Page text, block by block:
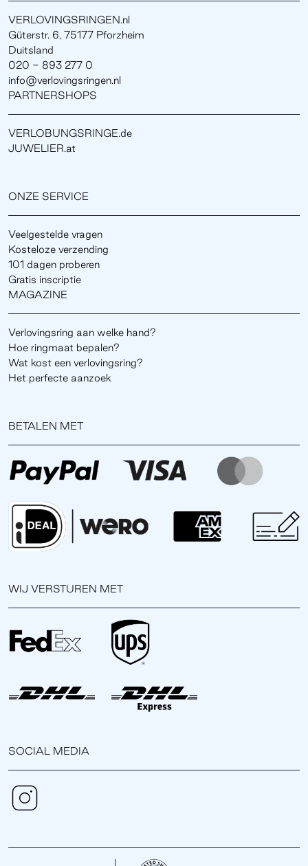
VERLOVINGSRINGEN.nl
Güterstr. 6, 75177 Pforzheim
Duitsland
020 - 893 277 0
info@verlovingsringen.nl
PARTNERSHOPS
VERLOBUNGSRINGE.de
JUWELIER.at
ONZE SERVICE
Veelgestelde vragen
Kosteloze verzending
101 dagen proberen
Gratis inscriptie
MAGAZINE
Verlovingsring aan welke hand?
Hoe ringmaat bepalen?
Wat kost een verlovingsring?
Het perfecte aanzoek
BETALEN MET
WIJ VERSTUREN MET
SOCIAL MEDIA